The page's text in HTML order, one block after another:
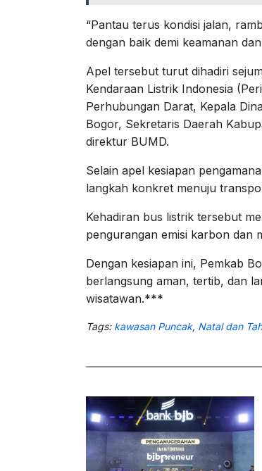
“Pantau terus kondisi jalan,
dengan baik demi keamanan
Apel tersebut turut dihadiri
Kendaraan Listrik Indonesia
Perhubungan Darat, Kepala
Bogor, Sekretaris Daerah
direktur BUMD.
Selain apel kesiapan
langkah konkret menuju
Kehadiran bus listrik tersebut
pengurangan emisi karbon dan
Dengan kesiapan ini, Pemkab
berlangsung aman, tertib, dan
wisatawan.***
Tags: kawasan Puncak, Natal dan